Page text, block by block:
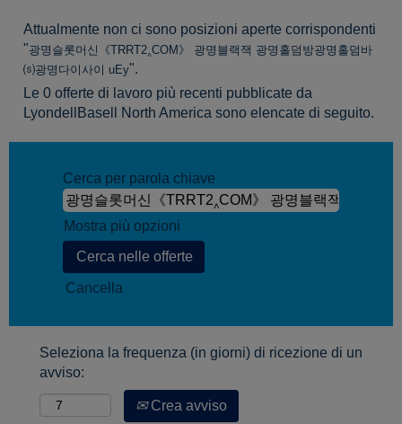
Attualmente non ci sono posizioni aperte corrispondenti
"광명슬롯머신《TRRT2‸COM》 광명블랙잭 광명홀덤방광명홀덤바
⒮광명다이사이 uEy".
Le 0 offerte di lavoro più recenti pubblicate da
LyondellBasell North America sono elencate di seguito.
Cerca per parola chiave
Mostra più opzioni
Cancella
Seleziona la frequenza (in giorni) di ricezione di un
avviso:
Crea avviso